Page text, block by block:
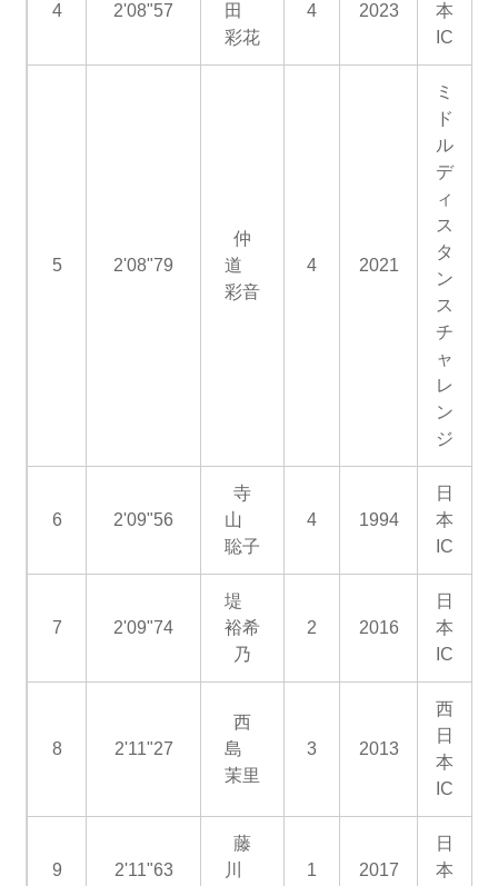
4 2'08"57
田
彩花
4 2023
本
IC
5 2'08"79
仲
道
彩音
4 2021
ミ
ド
ル
デ
ィ
ス
タ
ン
ス
チ
ャ
レ
ン
ジ
6 2'09"56
寺
山
聡子
4 1994
日
本
IC
7 2'09"74
堤
裕希
乃
2 2016
日
本
IC
8 2'11"27
西
島
茉里
3 2013
西
日
本
IC
9 2'11"63
藤
川
1 2017
日
本